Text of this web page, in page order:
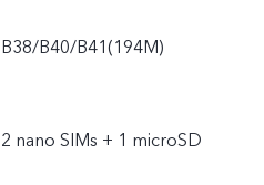
B38/B40/B41(194M)
2 nano SIMs + 1 microSD